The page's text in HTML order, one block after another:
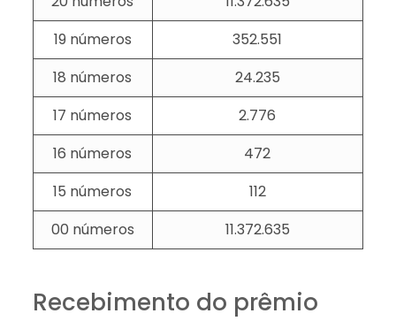
19 números
352.551
18 números
24.235
17 números
2.776
16 números
472
15 números
112
00 números
11.372.635
Recebimento do prêmio